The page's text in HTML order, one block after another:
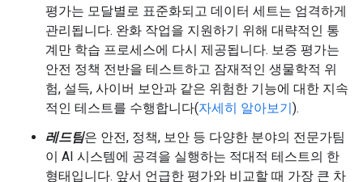
평가는 모달별로 표준화되고 데이터 세트는 엄격하게
관리됩니다. 완화 작업을 지원하기 위해 대략적인 통
계만 학습 프로세스에 다시 제공됩니다. 보증 평가는
안전 정책 전반을 테스트하고 잠재적인 생물학적 위
험, 설득, 사이버 보안과 같은 위험한 기능에 대한 지속
적인 테스트를 수행합니다(자세히 알아보기).
레드팀은 안전, 정책, 보안 등 다양한 분야의 전문가팀
이 AI 시스템에 공격을 실행하는 적대적 테스트의 한
형태입니다. 앞서 언급한 평가와 비교할 때 가장 큰 차